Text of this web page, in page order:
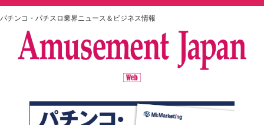
パチンコ・パチスロ業界ニュース＆ビジネス情報